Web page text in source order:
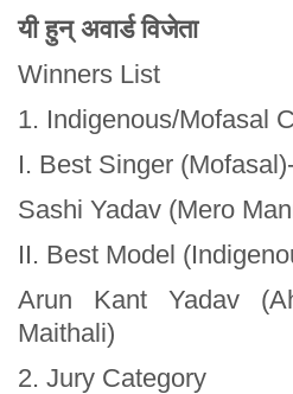
यी हुन् अवार्ड विजेता
Winners List
1. Indigenous/Mofasal
I. Best Singer
Sashi Yadav (Mero
II. Best Model
Arun Kant Yadav
Maithali)
2. Jury Category